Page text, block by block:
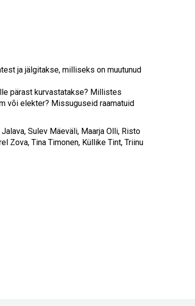
ja jälgitakse, milliseks on muutunud
pärast kurvastatakse? Millistes
või elekter? Missuguseid raamatuid
Sulev Mäeväli, Maarja Olli, Risto
Zova, Tina Timonen, Küllike Tint, Triinu